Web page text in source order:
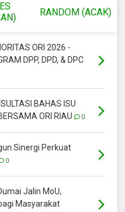
RANDOM (ACAK)
ORI 2026 -
DPP, DPD, & DPC
BAHAS ISU
ORI RIAU
0
Sinergi Perkuat
0
Jalin MoU,
Masyarakat